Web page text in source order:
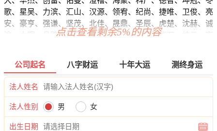
歌、星吴、力滨、汇山、汉源、领宥、纪尚、捷唯、卫俊、亮
安、豪亨、强谦、坚茂、北佳、晟鼎、圣辰、虎楚、沈赫、诚
渝、大辉、品路、鸣巍、邦欣、鸣远、鑫学、华万、桂云、京
锋、尧哲、允潇、磊天、源海、锦基、张彩、晟众、盈盛、晖
美、晨采、先岳、杨艾、烽力、佰宏、宇润、柏程、慕凯、途
群、亿佰、澔升、弘诚、科伦、阳洋、达尼。
点击查看剩余5%的内容
公司起名 八字财运 十年大运 测终身运
法人姓名
法人性别 男 女
出生日期